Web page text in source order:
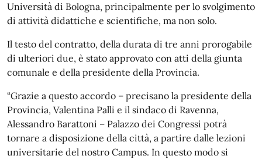
Università di Bologna, principalmente per lo svolgimento
di attività didattiche e scientifiche, ma non solo.
Il testo del contratto, della durata di tre anni prorogabile
di ulteriori due, è stato approvato con atti della giunta
comunale e della presidente della Provincia.
“Grazie a questo accordo – precisano la presidente della
Provincia, Valentina Palli e il sindaco di Ravenna,
Alessandro Barattoni – Palazzo dei Congressi potrà
tornare a disposizione della città, a partire dalle lezioni
universitarie del nostro Campus. In questo modo si